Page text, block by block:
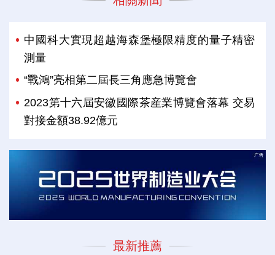
中國科大實現超越海森堡極限精度的量子精密
測量
“戰鴻”亮相第二屆長三角應急博覽會
2023第十六屆安徽國際茶産業博覽會落幕 交易
對接金額38.92億元
最新推薦